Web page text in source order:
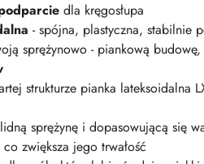
dla kręgosłupa
- spójna, plastyczna, stabilnie
sprężynowo - piankową
strukturze pianka lateksoidalna
sprężynę i dopasowującą się
zwiększa jego trwałość